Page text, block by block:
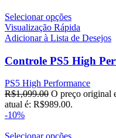
Selecionar opções
Visualização Rápida
Adicionar à Lista de Desejos
Controle PS5 High
PS5 High Performance
R$1,099.00 O preço original
atual é: R$989.00.
-10%